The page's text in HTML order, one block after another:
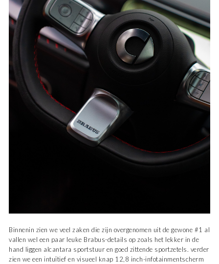
Binnenin zien we veel zaken die zijn overgenomen uit de gewone #1 al
vallen wel een paar leuke Brabus-details op zoals het lekker in de
hand liggen alcantara sportstuur en goed zittende sportzetels. verder
zien we een intuïtief en visueel knap 12,8 inch-infotainmentscherm